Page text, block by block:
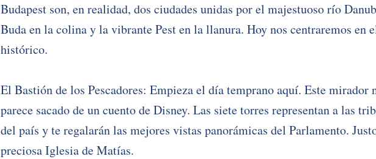
Budapest son, en realidad, dos ciudades unidas por el majestuoso río
Buda en la colina y la vibrante Pest en la llanura. Hoy nos centraremos en
histórico.
El Bastión de los Pescadores: Empieza el día temprano aquí. Este mirador
parece sacado de un cuento de Disney. Las siete torres representan a las
del país y te regalarán las mejores vistas panorámicas del Parlamento.
preciosa Iglesia de Matías.